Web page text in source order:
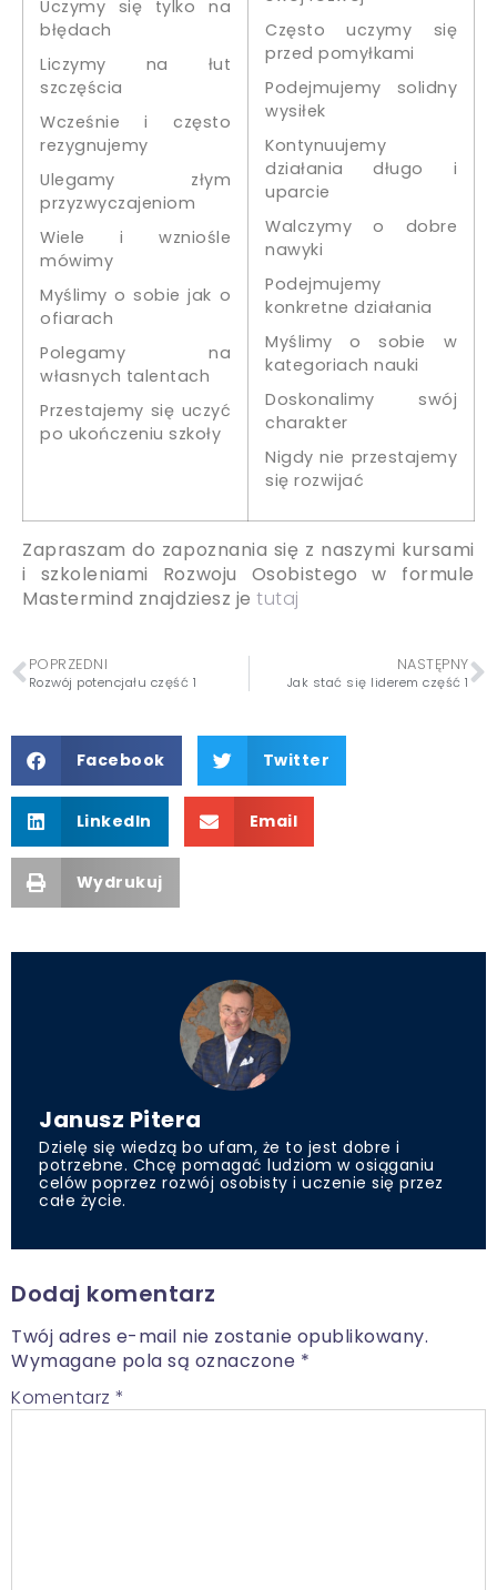
Uczymy się tylko na
błędach
Liczymy na łut
szczęścia
Wcześnie i często
rezygnujemy
Ulegamy złym
przyzwyczajeniom
Wiele i wzniośle
mówimy
Myślimy o sobie jak o
ofiarach
Polegamy na
własnych talentach
Przestajemy się uczyć
po ukończeniu szkoły
Często uczymy się
przed pomyłkami
Podejmujemy solidny
wysiłek
Kontynuujemy
działania długo i
uparcie
Walczymy o dobre
nawyki
Podejmujemy
konkretne działania
Myślimy o sobie w
kategoriach nauki
Doskonalimy swój
charakter
Nigdy nie przestajemy
się rozwijać
Zapraszam do zapoznania się z naszymi kursami
i szkoleniami Rozwoju Osobistego w formule
Mastermind znajdziesz jetutaj
POPRZEDNI
Rozwój potencjału część 1
NASTĘPNY
Jak stać się liderem część 1
Facebook Twitter
LinkedIn Email
Wydrukuj
Janusz Pitera
Dzielę się wiedzą bo ufam, że to jest dobre i
potrzebne. Chcę pomagać ludziom w osiąganiu
celów poprzez rozwój osobisty i uczenie się przez
całe życie.
Dodaj komentarz
Twój adres e-mail nie zostanie opublikowany.
Wymagane pola są oznaczone *
Komentarz *